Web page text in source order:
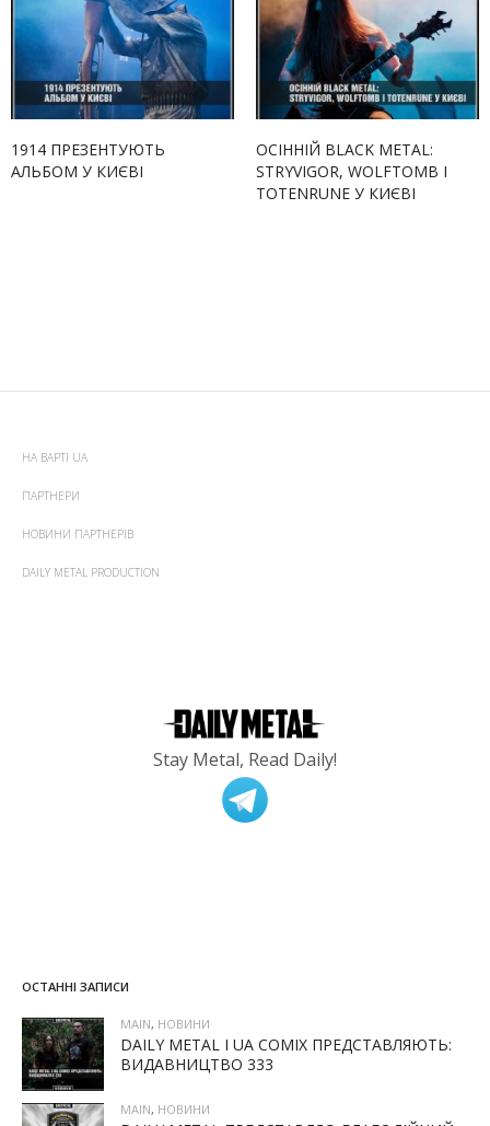
1914 ПРЕЗЕНТУЮТЬ
АЛЬБОМ У КИЄВІ
ОСІННІЙ BLACK METAL:
STRYVIGOR, WOLFTOMB І
TOTENRUNE У КИЄВІ
НА ВАРТІ UA
ПАРТНЕРИ
НОВИНИ ПАРТНЕРІВ
DAILY METAL PRODUCTION
Stay Metal, Read Daily!
ОСТАННІ ЗАПИСИ
MAIN, НОВИНИ
DAILY METAL І UA COMIX ПРЕДСТАВЛЯЮТЬ:
ВИДАВНИЦТВО 333
MAIN, НОВИНИ